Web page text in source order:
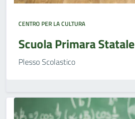
CENTRO PER LA CULTURA
Scuola Primara Statale
Plesso Scolastico